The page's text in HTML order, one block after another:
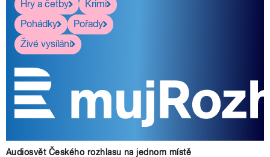
Hry a četby
Krimi
Pohádky
Pořady
Živé vysílání
Audiosvět Českého rozhlasu na jednom místě